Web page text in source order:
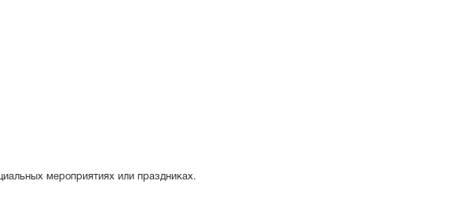
мероприятиях или праздниках.